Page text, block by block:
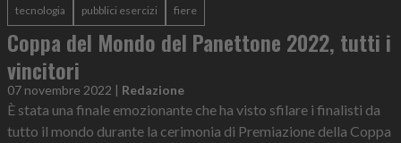
tecnologia pubblici esercizi fiere
Coppa del Mondo del Panettone 2022, tutti i
vincitori
07 novembre 2022 | Redazione
È stata una finale emozionante che ha visto sfilare i finalisti da
tutto il mondo durante la cerimonia di Premiazione della Coppa